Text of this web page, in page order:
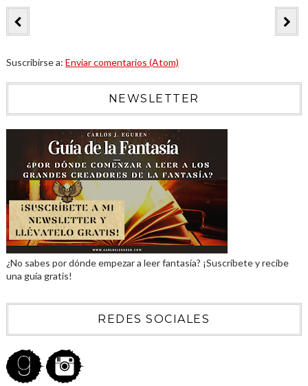
Suscribirse a: Enviar comentarios (Atom)
NEWSLETTER
¿No sabes por dónde empezar a leer fantasía? ¡Suscríbete y recibe
una guía gratis!
REDES SOCIALES